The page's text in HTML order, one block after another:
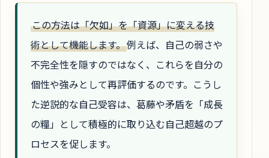
この方法は「欠如」を「資源」に変える技
術として機能します。例えば、自己の弱さや
不完全性を隠すのではなく、これらを自分の
個性や強みとして再評価するのです。こうし
た逆説的な自己受容は、葛藤や矛盾を「成長
の糧」として積極的に取り込む自己超越のプ
ロセスを促します。